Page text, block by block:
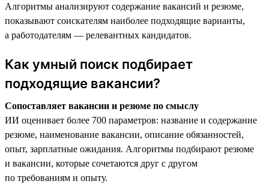
Алгоритмы анализируют содержание вакансий и резюме,
показывают соискателям наиболее подходящие варианты,
а работодателям — релевантных кандидатов.
Как умный поиск подбирает
подходящие вакансии?
Сопоставляет вакансии и резюме по смыслу
ИИ оценивает более 700 параметров: название и содержание
резюме, наименование вакансии, описание обязанностей,
опыт, зарплатные ожидания. Алгоритмы подбирают резюме
и вакансии, которые сочетаются друг с другом
по требованиям и опыту.